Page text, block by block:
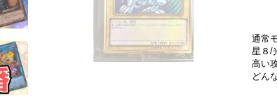
通常
星８/
高い
どん